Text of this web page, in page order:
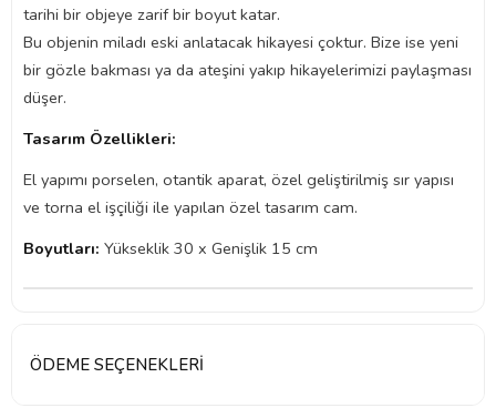
tarihi bir objeye zarif bir boyut katar.
Bu objenin miladı eski anlatacak hikayesi çoktur. Bize ise yeni
bir gözle bakması ya da ateşini yakıp hikayelerimizi paylaşması
düşer.
Tasarım Özellikleri:
El yapımı porselen, otantik aparat, özel geliştirilmiş sır yapısı
ve torna el işçiliği ile yapılan özel tasarım cam.
Boyutları: Yükseklik 30 x Genişlik 15 cm
ÖDEME SEÇENEKLERI